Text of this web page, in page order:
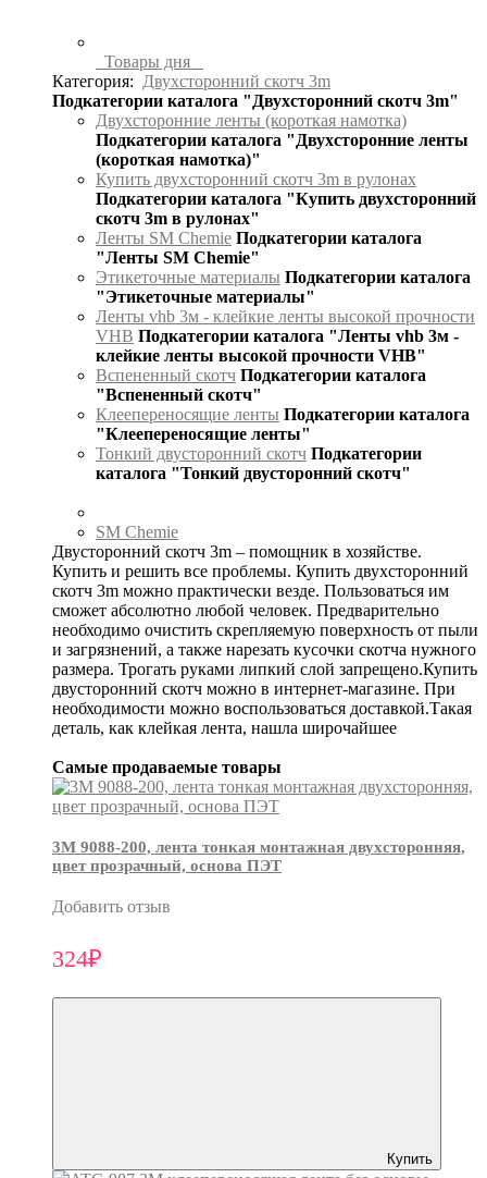
Товары дня
Категория:
Двухсторонний скотч 3m
Подкатегории каталога "Двухсторонний скотч 3m"
Двухсторонние ленты (короткая намотка)
Подкатегории каталога "Двухсторонние ленты
(короткая намотка)"
Купить двухсторонний скотч 3m в рулонах
Подкатегории каталога "Купить двухсторонний
скотч 3m в рулонах"
Ленты SM Chemie Подкатегории каталога
"Ленты SM Chemie"
Этикеточные материалы Подкатегории каталога
"Этикеточные материалы"
Ленты vhb 3м - клейкие ленты высокой прочности
VHB Подкатегории каталога "Ленты vhb 3м -
клейкие ленты высокой прочности VHB"
Вспененный скотч Подкатегории каталога
"Вспененный скотч"
Клеепереносящие ленты Подкатегории каталога
"Клеепереносящие ленты"
Тонкий двусторонний скотч Подкатегории
каталога "Тонкий двусторонний скотч"
SM Chemie
Двусторонний скотч 3m – помощник в хозяйстве.
Купить и решить все проблемы. Купить двухсторонний
скотч 3m можно практически везде. Пользоваться им
сможет абсолютно любой человек. Предварительно
необходимо очистить скрепляемую поверхность от пыли
и загрязнений, а также нарезать кусочки скотча нужного
размера. Трогать руками липкий слой запрещено.Купить
двусторонний скотч можно в интернет-магазине. При
необходимости можно воспользоваться доставкой.Такая
деталь, как клейкая лента, нашла широчайшее
Самые продаваемые товары
3М 9088-200, лента тонкая монтажная двухсторонняя,
цвет прозрачный, основа ПЭТ
Добавить отзыв
324₽
Купить